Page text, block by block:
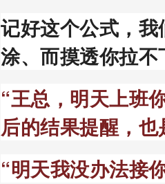
记好这个公式，
涂、而摸透你拉不
“王总，明天上班
后的结果提醒，也
“明天我没办法接